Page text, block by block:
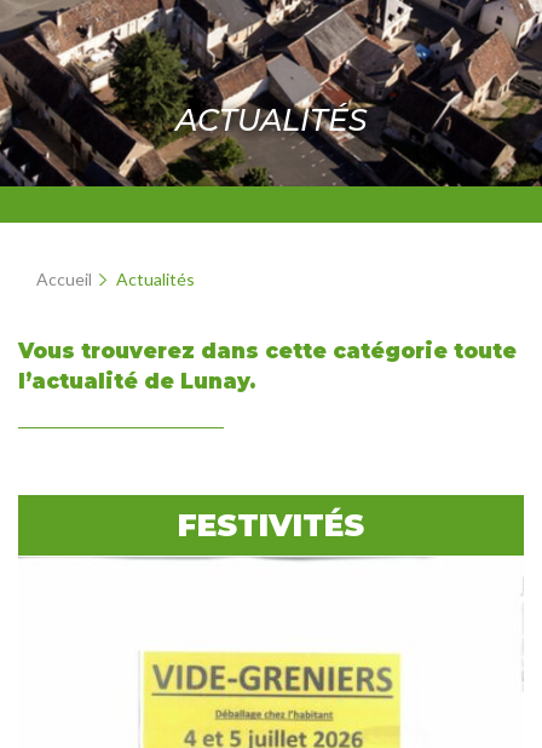
ACTUALITÉS
Accueil Actualités
Vous trouverez dans cette catégorie toute
l’actualité de Lunay.
FESTIVITÉS